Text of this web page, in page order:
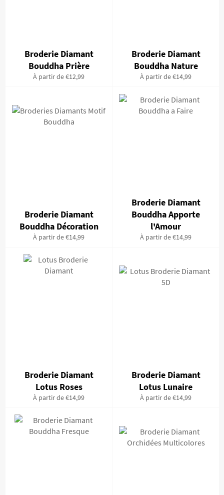
Broderie Diamant
Bouddha Prière
À partir de €12,99
Broderie Diamant
Bouddha Nature
À partir de €14,99
Broderie Diamant
Bouddha Décoration
À partir de €14,99
Broderie Diamant
Bouddha Apporte
l'Amour
À partir de €14,99
Broderie Diamant
Lotus Roses
À partir de €14,99
Broderie Diamant
Lotus Lunaire
À partir de €14,99